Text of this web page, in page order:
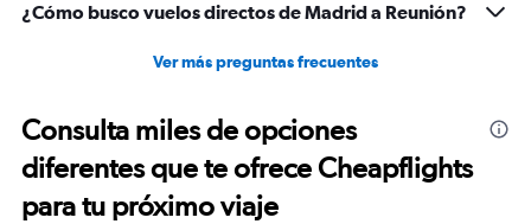
¿Cómo busco vuelos directos de Madrid a Reunión?
Ver más preguntas frecuentes
Consulta miles de opciones
diferentes que te ofrece Cheapflights
para tu próximo viaje